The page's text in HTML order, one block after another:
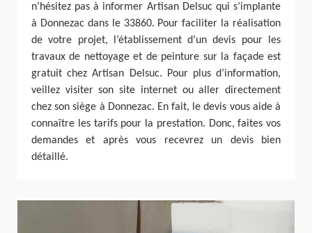
n’hésitez pas à informer Artisan Delsuc qui s’implante
à Donnezac dans le 33860. Pour faciliter la réalisation
de votre projet, l’établissement d’un devis pour les
travaux de nettoyage et de peinture sur la façade est
gratuit chez Artisan Delsuc. Pour plus d’information,
veillez visiter son site internet ou aller directement
chez son siège à Donnezac. En fait, le devis vous aide à
connaître les tarifs pour la prestation. Donc, faites vos
demandes et après vous recevrez un devis bien
détaillé.